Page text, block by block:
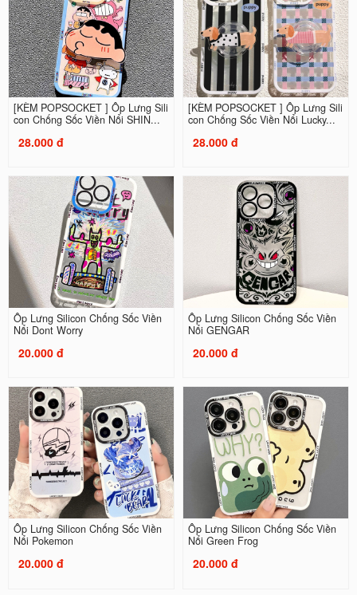
[KÈM POPSOCKET ] Ốp Lưng Sili
con Chống Sốc Viền Nổi SHIN...
28.000 đ
[KÈM POPSOCKET ] Ốp Lưng Sili
con Chống Sốc Viền Nổi Lucky...
28.000 đ
Ốp Lưng Silicon Chống Sốc Viền
Nổi Dont Worry
20.000 đ
Ốp Lưng Silicon Chống Sốc Viền
Nổi GENGAR
20.000 đ
Ốp Lưng Silicon Chống Sốc Viền
Nổi Pokemon
20.000 đ
Ốp Lưng Silicon Chống Sốc Viền
Nổi Green Frog
20.000 đ